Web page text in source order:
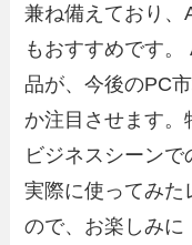
兼ね備えており、
もおすすめです
品が、今後のPC
か注目させます。
ビジネスシーンで
実際に使ってみた
ので、お楽しみに